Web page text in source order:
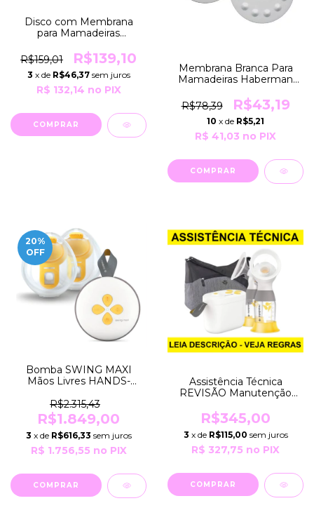
Disco com Membrana
para Mamadeiras
e Indutor SNS 80ml
Medela
R$159,01 R$139,10
3 x de R$46,37 sem juros
R$ 132,14 no PIX
Membrana Branca Para
Mamadeiras Haberman
R$78,39
R$43,19
10 x de R$5,21
R$ 41,03 no PIX
20%
OFF
Bomba SWING MAXI
Mãos Livres HANDS-
Tira Leite Elétrico BIVOLT
Medela
R$2.315,43
R$1.849,00
3 x de R$616,33 sem juros
R$ 1.756,55 no PIX
Assistência Técnica
REVISÃO Manutenção
CONSERTO da Bomba
PUMP IN STYLE
MAXFLOW Medela
R$345,00
3 x de R$115,00 sem juros
R$ 327,75 no PIX